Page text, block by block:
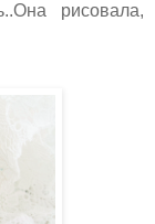
рисовала,